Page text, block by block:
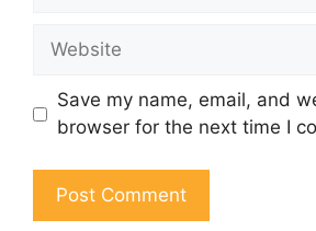
Website
Save my name, email, and
browser for the next time I